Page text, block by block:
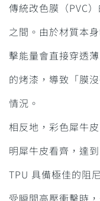
傳統改色膜（PVC
之間。由於材質本
擊能量會直接穿透
的烤漆，導致「膜
情況。
相反地，彩色犀牛
明犀牛皮看齊，達到
TPU 具備極佳的阻